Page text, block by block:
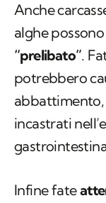
Anche
alghe
“prelibato”.
potrebbero
incastrati
Infine fate